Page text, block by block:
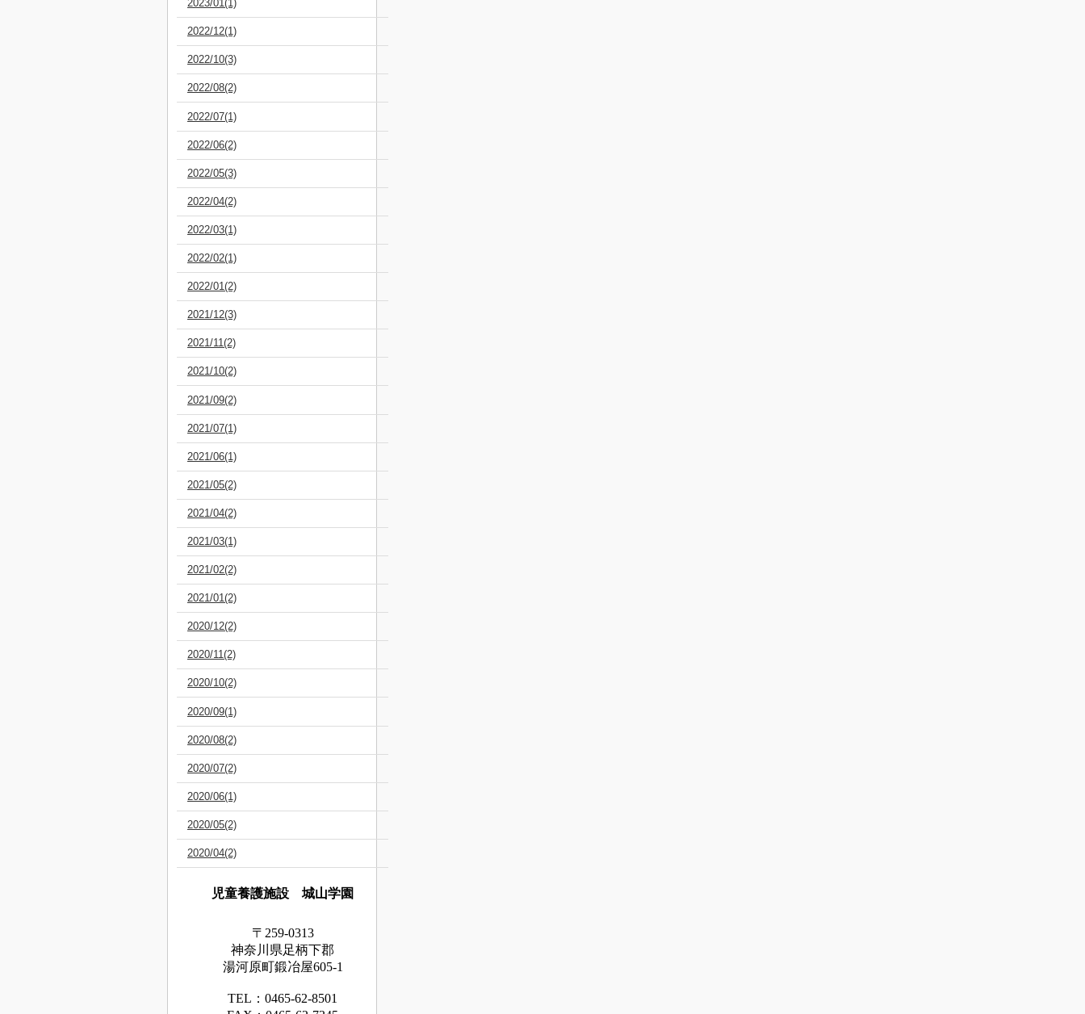
2023/01(1)
2022/12(1)
2022/10(3)
2022/08(2)
2022/07(1)
2022/06(2)
2022/05(3)
2022/04(2)
2022/03(1)
2022/02(1)
2022/01(2)
2021/12(3)
2021/11(2)
2021/10(2)
2021/09(2)
2021/07(1)
2021/06(1)
2021/05(2)
2021/04(2)
2021/03(1)
2021/02(2)
2021/01(2)
2020/12(2)
2020/11(2)
2020/10(2)
2020/09(1)
2020/08(2)
2020/07(2)
2020/06(1)
2020/05(2)
2020/04(2)
児童養護施設 城山学園
〒259-0313
神奈川県足柄下郡
湯河原町鍛冶屋605-1
TEL：0465‐62‐8501